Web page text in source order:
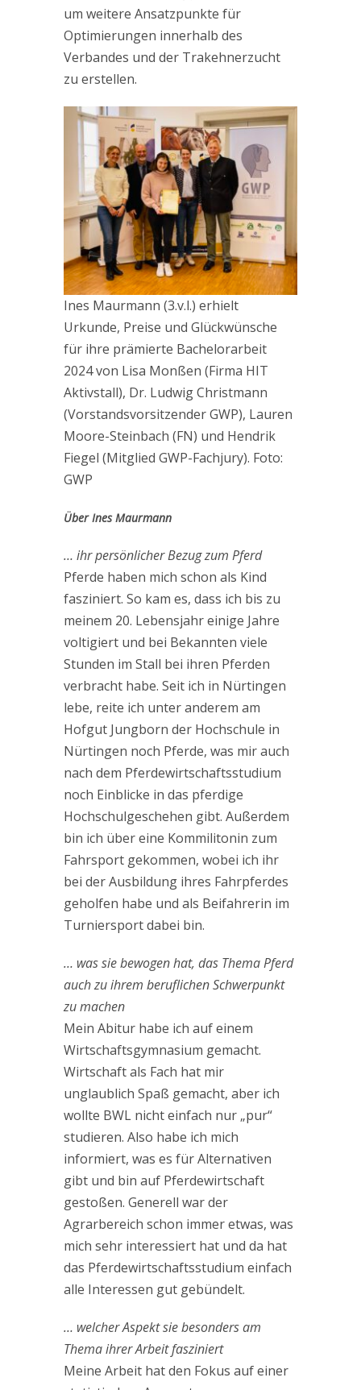
um weitere Ansatzpunkte für
Optimierungen innerhalb des
Verbandes und der Trakehnerzucht
zu erstellen.
Ines Maurmann (3.v.l.) erhielt
Urkunde, Preise und Glückwünsche
für ihre prämierte Bachelorarbeit
2024 von Lisa Monßen (Firma HIT
Aktivstall), Dr. Ludwig Christmann
(Vorstandsvorsitzender GWP), Lauren
Moore-Steinbach (FN) und Hendrik
Fiegel (Mitglied GWP-Fachjury). Foto:
GWP
Über Ines Maurmann
… ihr persönlicher Bezug zum Pferd
Pferde haben mich schon als Kind
fasziniert. So kam es, dass ich bis zu
meinem 20. Lebensjahr einige Jahre
voltigiert und bei Bekannten viele
Stunden im Stall bei ihren Pferden
verbracht habe. Seit ich in Nürtingen
lebe, reite ich unter anderem am
Hofgut Jungborn der Hochschule in
Nürtingen noch Pferde, was mir auch
nach dem Pferdewirtschaftsstudium
noch Einblicke in das pferdige
Hochschulgeschehen gibt. Außerdem
bin ich über eine Kommilitonin zum
Fahrsport gekommen, wobei ich ihr
bei der Ausbildung ihres Fahrpferdes
geholfen habe und als Beifahrerin im
Turniersport dabei bin.
… was sie bewogen hat, das Thema Pferd
auch zu ihrem beruflichen Schwerpunkt
zu machen
Mein Abitur habe ich auf einem
Wirtschaftsgymnasium gemacht.
Wirtschaft als Fach hat mir
unglaublich Spaß gemacht, aber ich
wollte BWL nicht einfach nur „pur“
studieren. Also habe ich mich
informiert, was es für Alternativen
gibt und bin auf Pferdewirtschaft
gestoßen. Generell war der
Agrarbereich schon immer etwas, was
mich sehr interessiert hat und da hat
das Pferdewirtschaftsstudium einfach
alle Interessen gut gebündelt.
… welcher Aspekt sie besonders am
Thema ihrer Arbeit fasziniert
Meine Arbeit hat den Fokus auf einer